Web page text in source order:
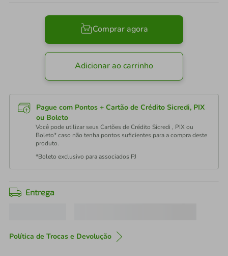
Comprar agora
Adicionar ao carrinho
Pague com Pontos + Cartão de Crédito Sicredi, PIX
ou Boleto
Você pode utilizar seus Cartões de Crédito Sicredi , PIX ou
Boleto* caso não tenha pontos suficientes para a compra deste
produto.
*Boleto exclusivo para associados PJ
Entrega
Política de Trocas e Devolução